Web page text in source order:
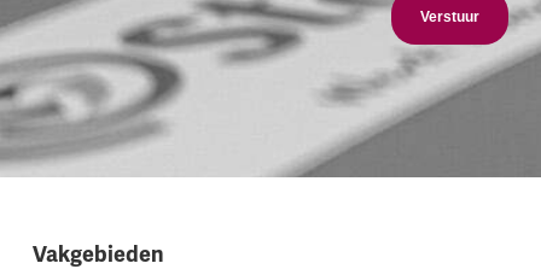
Verstuur
Vakgebieden